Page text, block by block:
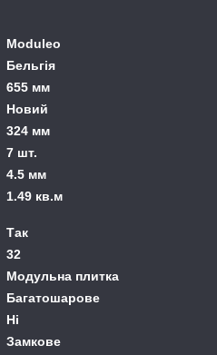
Moduleo
Бельгія
655 мм
Новий
324 мм
7 шт.
4.5 мм
1.49 кв.м
Так
32
Модульна плитка
Багатошарове
Ні
Замкове